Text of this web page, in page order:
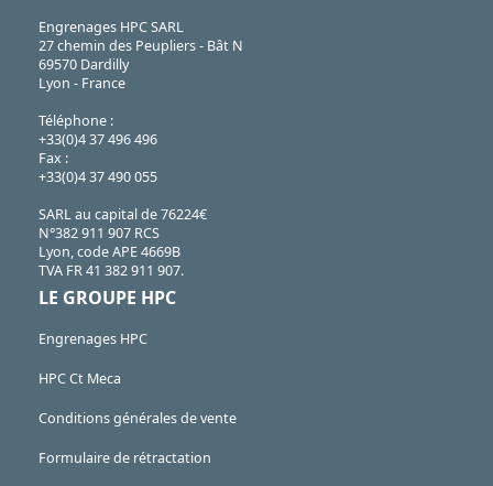
Engrenages HPC SARL
27 chemin des Peupliers - Bât N
69570 Dardilly
Lyon - France
Téléphone :
+33(0)4 37 496 496
Fax :
+33(0)4 37 490 055
SARL au capital de 76224€
N°382 911 907 RCS
Lyon, code APE 4669B
TVA FR 41 382 911 907.
LE GROUPE HPC
Engrenages HPC
HPC Ct Meca
Conditions générales de vente
Formulaire de rétractation